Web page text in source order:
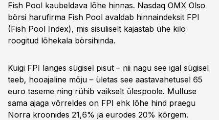
Fish Pool kaubeldava lõhe hinnas. Nasdaq OMX Olso
börsi harufirma Fish Pool avaldab hinnaindeksit FPI
(Fish Pool Index), mis sisuliselt kajastab ühe kilo
roogitud lõhekala börsihinda.
Kuigi FPI langes sügisel pisut – nii nagu see igal sügisel
teeb, hooajaline mõju – ületas see aastavahetusel 65
euro taseme ning rühib vaikselt ülespoole. Mulluse
sama ajaga võrreldes on FPI ehk lõhe hind praegu
Norra kroonides 21,6% ja eurodes 20% kõrgem.